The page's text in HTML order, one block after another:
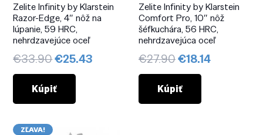
Zelite Infinity by Klarstein
Razor-Edge, 4″ nôž na
lúpanie, 59 HRC,
nehrdzavejúce oceľ
€33.90Pôvodná
cena
bola:
€33.90.
€25.43 Aktuálna
Kúpiť
Zelite Infinity by Klarstein
Comfort Pro, 10″ nôž
šéfkuchára, 56 HRC,
nehrdzavejúca oceľ
€27.90Pôvodná
cena
bola:
€27.90.
€18.14Aktuálna
Kúpiť
ZĽAVA!